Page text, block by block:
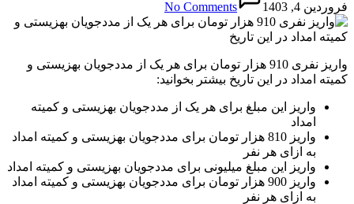
فروردین 4, 1403 No Comments
واریز نفری 910 هزار تومان برای هر یک از مددجویان بهزیستی و
کمیته امداد در این تاریخ بیشتر بخوانید:
واریز این مبلغ برای هر یک از مددجویان بهزیستی و کمیته
امداد
واریز 810 هزار تومان برای مددجویان بهزیستی و کمیته امداد
به ازای هر نفر
واریز این مبلغ میلیونی برای مددجویان بهزیستی و کمیته امداد
واریز 900 هزار تومان برای مددجویان بهزیستی و کمیته امداد
به ازای هر نفر